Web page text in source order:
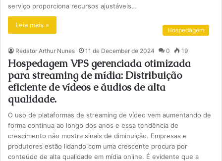
serviço proporciona recursos ajustáveis…
Leia mais »
Hospedagem
Redator Arthur Nunes 11 de December de 2024 0 19
Hospedagem VPS gerenciada otimizada
para streaming de mídia: Distribuição
eficiente de vídeos e áudios de alta
qualidade.
O uso de plataformas de streaming de vídeo vem aumentando de
forma contínua ao longo dos anos e essa tendência de
crescimento não mostra sinais de diminuição. Empresas e
produtores estão lidando com uma crescente procura por
conteúdo de alta qualidade em mídia online. É evidente que a